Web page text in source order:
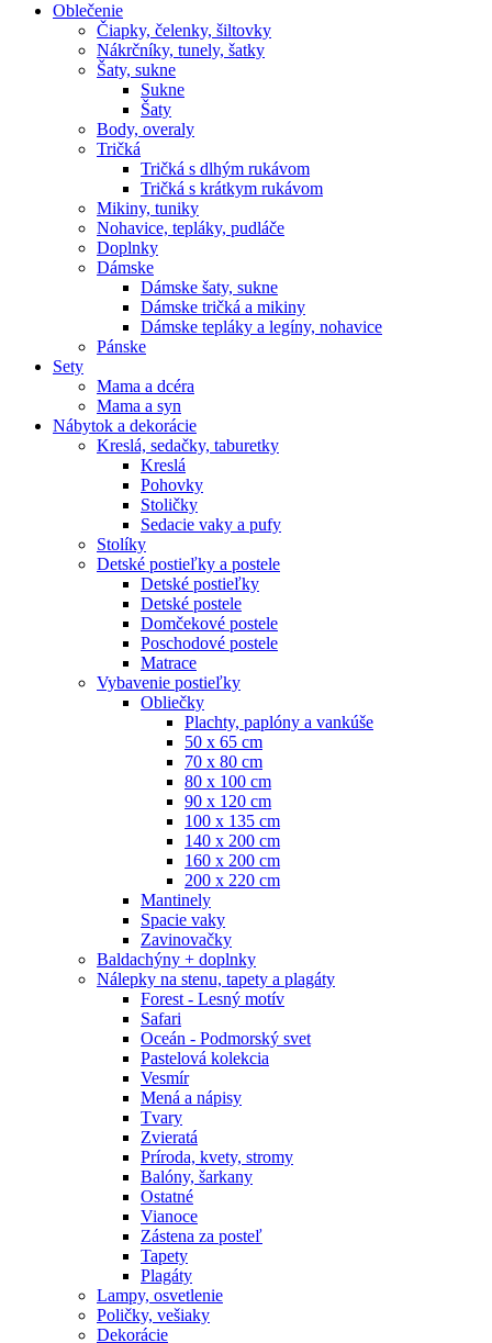
Oblečenie
Čiapky, čelenky, šiltovky
Nákrčníky, tunely, šatky
Šaty, sukne
Sukne
Šaty
Body, overaly
Tričká
Tričká s dlhým rukávom
Tričká s krátkym rukávom
Mikiny, tuniky
Nohavice, tepláky, pudláče
Doplnky
Dámske
Dámske šaty, sukne
Dámske tričká a mikiny
Dámske tepláky a legíny, nohavice
Pánske
Sety
Mama a dcéra
Mama a syn
Nábytok a dekorácie
Kreslá, sedačky, taburetky
Kreslá
Pohovky
Stoličky
Sedacie vaky a pufy
Stolíky
Detské postieľky a postele
Detské postieľky
Detské postele
Domčekové postele
Poschodové postele
Matrace
Vybavenie postieľky
Obliečky
Plachty, paplóny a vankúše
50 x 65 cm
70 x 80 cm
80 x 100 cm
90 x 120 cm
100 x 135 cm
140 x 200 cm
160 x 200 cm
200 x 220 cm
Mantinely
Spacie vaky
Zavinovačky
Baldachýny + doplnky
Nálepky na stenu, tapety a plagáty
Forest - Lesný motív
Safari
Oceán - Podmorský svet
Pastelová kolekcia
Vesmír
Mená a nápisy
Tvary
Zvieratá
Príroda, kvety, stromy
Balóny, šarkany
Ostatné
Vianoce
Zástena za posteľ
Tapety
Plagáty
Lampy, osvetlenie
Poličky, vešiaky
Dekorácie